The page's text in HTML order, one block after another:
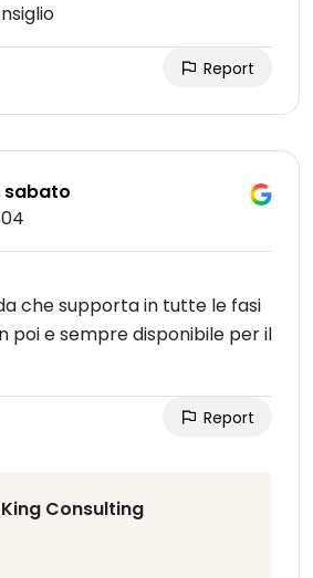
Report
che supporta in tutte le fasi
poi e sempre disponibile per il
Report
Consulting